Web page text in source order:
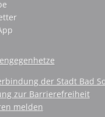
der Stadt Bad
zur Barrierefreiheit
melden